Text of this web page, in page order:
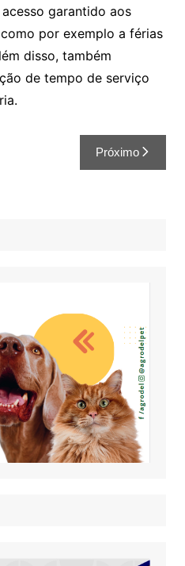
garantido aos
por exemplo a férias
disso, também
de tempo de serviço
Próximo